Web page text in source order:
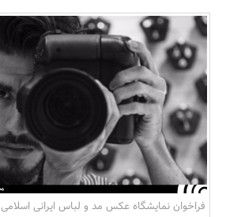
فراخوان نمایشگاه عکس مد و لباس ایرانی اسلامی